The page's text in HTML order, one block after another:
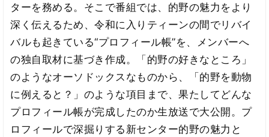
ターを務める。そこで番組では、的野の魅力をより
深く伝えるため、令和に入りティーンの間でリバイ
バルも起きている“プロフィール帳”を、メンバーへ
の独自取材に基づき作成。「的野の好きなところ」
のようなオーソドックスなものから、「的野を動物
に例えると？」のような項目まで、果たしてどんな
プロフィール帳が完成したのか生放送で大公開。プ
ロフィールで深掘りする新センター的野の魅力と